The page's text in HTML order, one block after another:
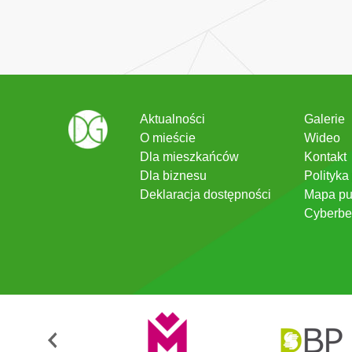
Aktualności
O mieście
Dla mieszkańców
Dla biznesu
Deklaracja dostępności
Galerie
Wideo
Kontakt
Mapa